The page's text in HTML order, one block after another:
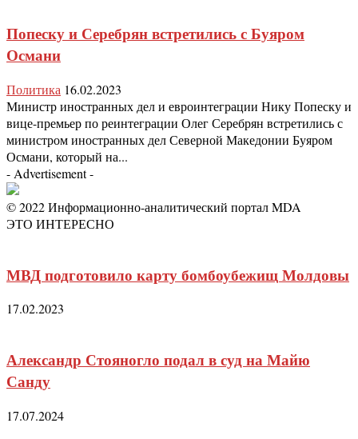
Попеску и Серебрян встретились с Буяром
Османи
Политика 16.02.2023
Министр иностранных дел и евроинтеграции Нику Попеску и
вице-премьер по реинтеграции Олег Серебрян встретились с
министром иностранных дел Северной Македонии Буяром
Османи, который на...
- Advertisement -
© 2022 Информационно-аналитический портал MDA
ЭТО ИНТЕРЕСНО
МВД подготовило карту бомбоубежищ Молдовы
17.02.2023
Александр Стояногло подал в суд на Майю
Санду
17.07.2024